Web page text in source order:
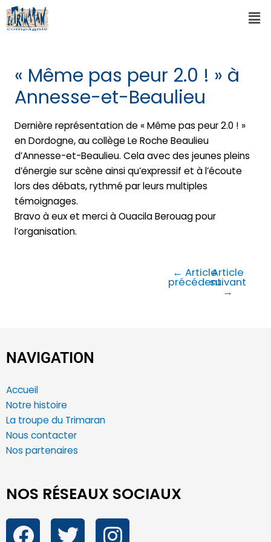
« Même pas peur 2.0 ! » à
Annesse-et-Beaulieu
Dernière représentation de « Même pas peur 2.0 ! »
en Dordogne, au collège Le Roche Beaulieu
d’Annesse-et-Beaulieu. Cela avec des jeunes pleins
d’énergie sur scène ainsi qu’expressif et à l’écoute
lors des débats, rythmé par leurs multiples
témoignages.
Bravo à eux et merci à Ouacila Berouag pour
l’organisation.
← Article
précédent
Article
suivant
→
NAVIGATION
Accueil
Notre histoire
La troupe du Trimaran
Nous contacter
Nos partenaires
NOS RÉSEAUX SOCIAUX